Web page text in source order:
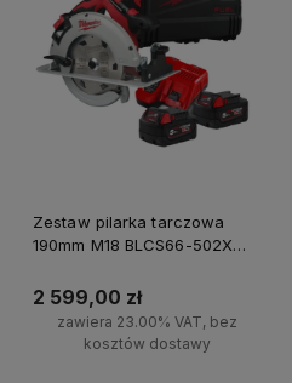
Zestaw pilarka tarczowa
190mm M18 BLCS66-502X
2 599,00 zł
zawiera 23.00% VAT, bez
kosztów dostawy